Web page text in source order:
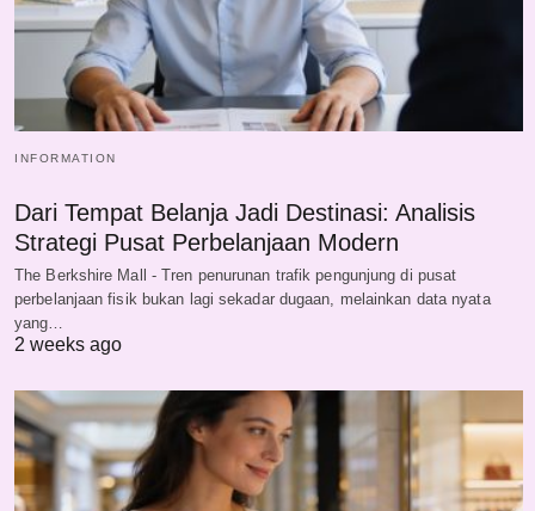
INFORMATION
Dari Tempat Belanja Jadi Destinasi: Analisis
Strategi Pusat Perbelanjaan Modern
The Berkshire Mall - Tren penurunan trafik pengunjung di pusat
perbelanjaan fisik bukan lagi sekadar dugaan, melainkan data nyata
yang…
2 weeks ago